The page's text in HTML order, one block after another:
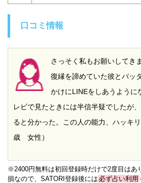
口コミ情報
さっそく私もお願いしてき
復縁を諦めていた彼とバッ
かけにLINEをしあうように
レビで見たときには半信半疑でしたが
ると分かった。この人の能力、ハッキ
歳 女性）
※2400円無料は初回登録時だけで2度目はあ
損なので、SATORI登録後には 必ず占い利用